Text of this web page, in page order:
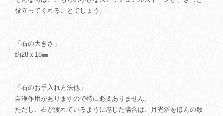
役立ってくれることでしょう。
「石の大きさ」
約28ｘ18㎜
「石のお手入れ方法他」
自浄作用がありますので特に必要ありません。
ただし、石が疲れているように感じた場合は、月光浴をほんの数